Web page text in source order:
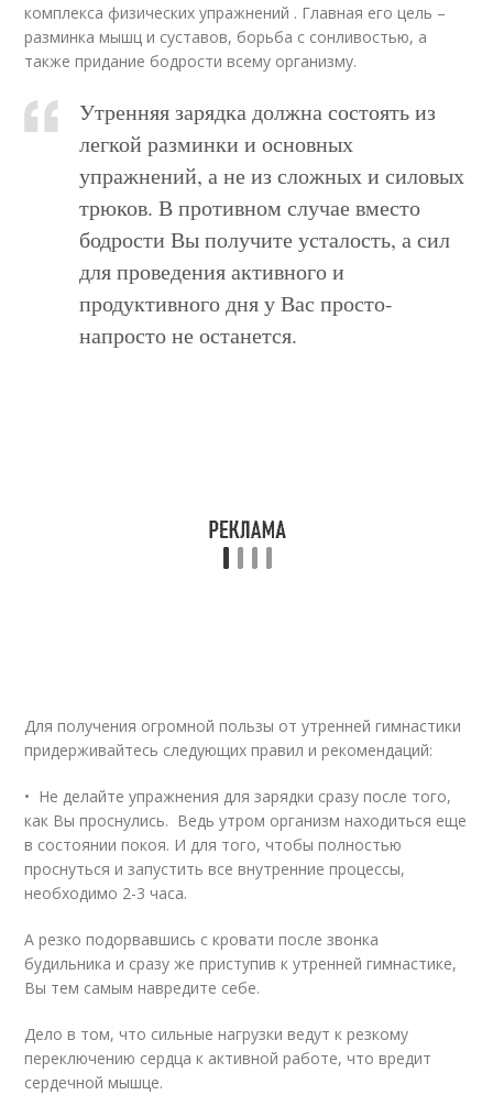
комплекса физических упражнений . Главная его цель –
разминка мышц и суставов, борьба с сонливостью, а
также придание бодрости всему организму.
Утренняя зарядка должна состоять из
легкой разминки и основных
упражнений, а не из сложных и силовых
трюков. В противном случае вместо
бодрости Вы получите усталость, а сил
для проведения активного и
продуктивного дня у Вас просто-
напросто не останется.
Для получения огромной пользы от утренней гимнастики
придерживайтесь следующих правил и рекомендаций:
• Не делайте упражнения для зарядки сразу после того,
как Вы проснулись. Ведь утром организм находиться еще
в состоянии покоя. И для того, чтобы полностью
проснуться и запустить все внутренние процессы,
необходимо 2-3 часа.
А резко подорвавшись с кровати после звонка
будильника и сразу же приступив к утренней гимнастике,
Вы тем самым навредите себе.
Дело в том, что сильные нагрузки ведут к резкому
переключению сердца к активной работе, что вредит
сердечной мышце.